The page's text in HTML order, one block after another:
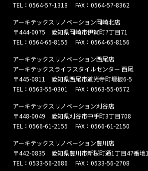
TEL： 0564-57-1318 FAX：0564-57-8362
アーキテックスリノベーション岡崎北店
〒444-0075 愛知県岡崎市伊賀町7丁目71
TEL： 0564-65-8155 FAX：0564-65-8156
アーキテックスリノベーション西尾店
アーキテックスライフスタイルセンター 西尾
〒445-0811 愛知県西尾市道光寺町堰板6-5
TEL： 0563-55-0301
FAX：0563-55-0572
アーキテックスリノベーション刈谷店
〒448-0049 愛知県刈谷市中手町3丁目708
TEL： 0566-61-2155 FAX：0566-61-2150
アーキテックスリノベーション豊川店
〒442-0835 愛知県豊川市新桜町通1丁目47番地1
TEL： 0533-56-2686 FAX：0533-56-2708